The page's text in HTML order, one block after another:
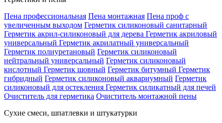
Пена профессиональная Пена монтажная Пена проф с
увеличенным выходом Герметик силиконовый санитарный
Герметик акрил-силиконовый для дерева Герметик акриловый
универсальный Герметик акрилатный универсальный
Герметик полиуретановый Герметик силиконовый
нейтральный универсальный Герметик силиконовый
кислотный Герметик шовный Герметик битумный Герметик
гибридный Герметик силиконовый аквариумный Герметик
силиконовый для остекления Герметик силикатный для печей
Очиститель для герметика Очиститель монтажной пены
Сухие смеси, шпатлевки и штукатурки